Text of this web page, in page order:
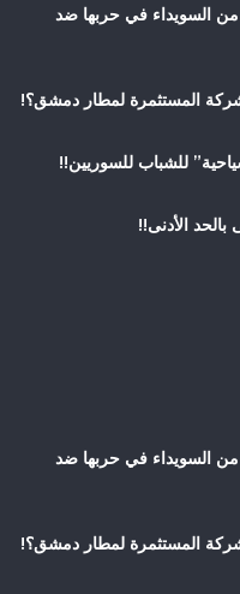
السويداء في حربها ضد
المستثمرة لمطار دمشق؟!
للشباب للسوريين!!
الأدنى!!
السويداء في حربها ضد
المستثمرة لمطار دمشق؟!